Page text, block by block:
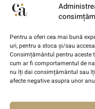
Pentru a oferi cea mai bună
uri, pentru a stoca și/sau
Consimțământul pentru aceste
cum ar fi comportamentul de
nu îți dai consimțământul sau
afecte negative asupra unor
Politica de confidențialitate
Politica de livrare comandă
Politica de anulare
Politica GDPR